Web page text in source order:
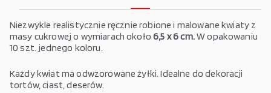
Niezwykle realistycznie ręcznie robione i malowane kwiaty z
masy cukrowej o wymiarach około6,5 x 6 cm.W opakowaniu
10 szt. jednego koloru.
Każdy kwiat ma odwzorowane żyłki. Idealne do dekoracji
tortów, ciast, deserów.